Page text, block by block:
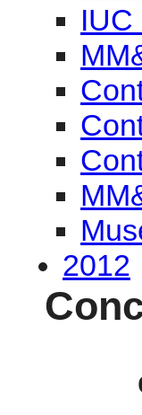
IUC
IUC
IUC